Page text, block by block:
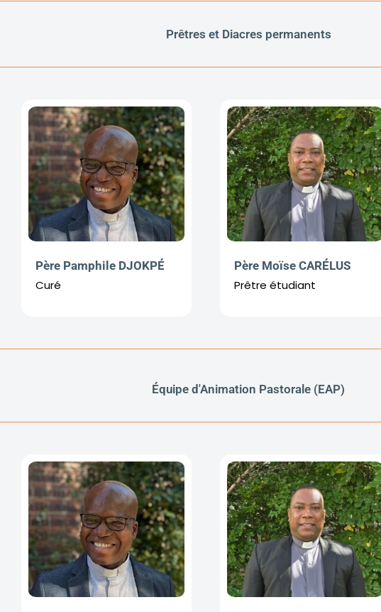
Prêtres et Diacres permanents
Père Pamphile DJOKPÉ
Curé
Père Moïse CARÉLUS
Prêtre étudiant
Équipe d'Animation Pastorale (EAP)